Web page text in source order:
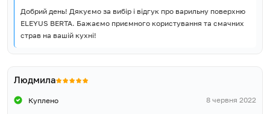
Вага Нетто, кг
Вага Брутто, кг
Країна реєстрації бренду
Добрий день! Дякуємо за вибір і відгук про варильну поверхню
ELEYUS BERTA. Бажаємо приємного користування та смачних
страв на вашій кухні!
Людмила
Куплено 8 червня 2022